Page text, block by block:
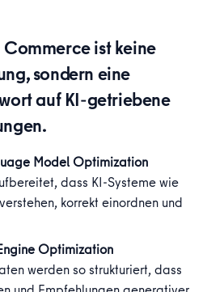
ist keine
sondern eine
auf KI-getriebene
Model Optimization
dass KI-Systeme wie
korrekt einordnen und
Optimization
werden so strukturiert, dass